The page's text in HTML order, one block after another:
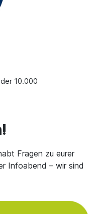
10.000
Fragen zu eurer
Infoabend – wir sind